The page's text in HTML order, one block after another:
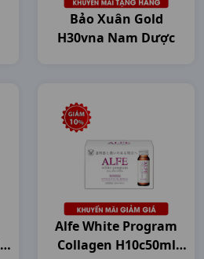
Bảo Xuân Gold
H30vna Nam Dược
Alfe White Program
Collagen H10c50ml